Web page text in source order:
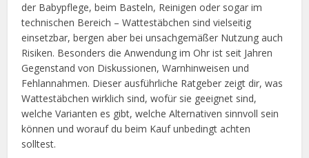
der Babypflege, beim Basteln, Reinigen oder sogar im
technischen Bereich – Wattestäbchen sind vielseitig
einsetzbar, bergen aber bei unsachgemäßer Nutzung auch
Risiken. Besonders die Anwendung im Ohr ist seit Jahren
Gegenstand von Diskussionen, Warnhinweisen und
Fehlannahmen. Dieser ausführliche Ratgeber zeigt dir, was
Wattestäbchen wirklich sind, wofür sie geeignet sind,
welche Varianten es gibt, welche Alternativen sinnvoll sein
können und worauf du beim Kauf unbedingt achten
solltest.